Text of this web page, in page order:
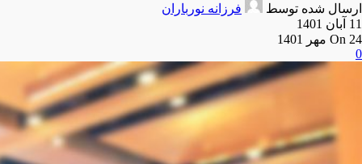
ارسال شده توسط
فرزانه نورباران
11 آبان 1401
On 24 مهر 1401
0